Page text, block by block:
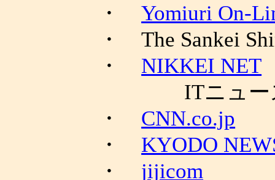
・Yomiuri On-
・ The Sankei
・ NIKKEI NET
ITニュー
・ CNN.co.jp
・ KYODO
・ jijicom